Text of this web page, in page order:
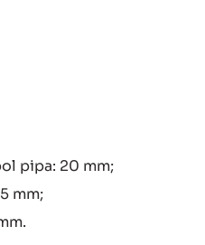
pipa: 20 mm;
mm;